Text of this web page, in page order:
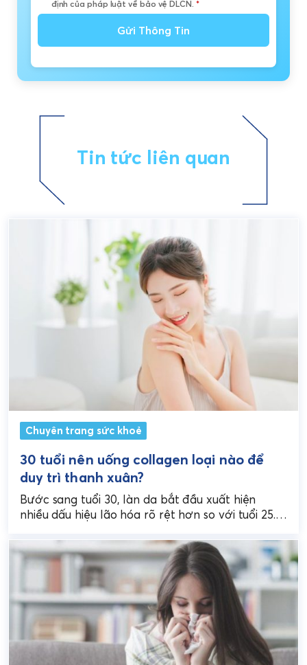
định của pháp luật về bảo vệ DLCN. *
Gửi Thông Tin
Tin tức liên quan
Chuyên trang sức khoẻ
30 tuổi nên uống collagen loại nào để
duy trì thanh xuân?
Bước sang tuổi 30, làn da bắt đầu xuất hiện
nhiều dấu hiệu lão hóa rõ rệt hơn so với tuổi 25.